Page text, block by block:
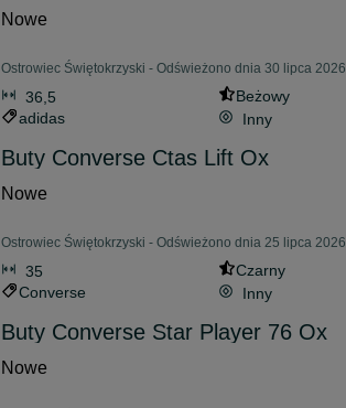
Nowe
Ostrowiec Świętokrzyski - Odświeżono dnia 30 lipca 2026
36,5
Beżowy
adidas
Inny
Buty Converse Ctas Lift Ox
Nowe
Ostrowiec Świętokrzyski - Odświeżono dnia 25 lipca 2026
35
Czarny
Converse
Inny
Buty Converse Star Player 76 Ox
Nowe